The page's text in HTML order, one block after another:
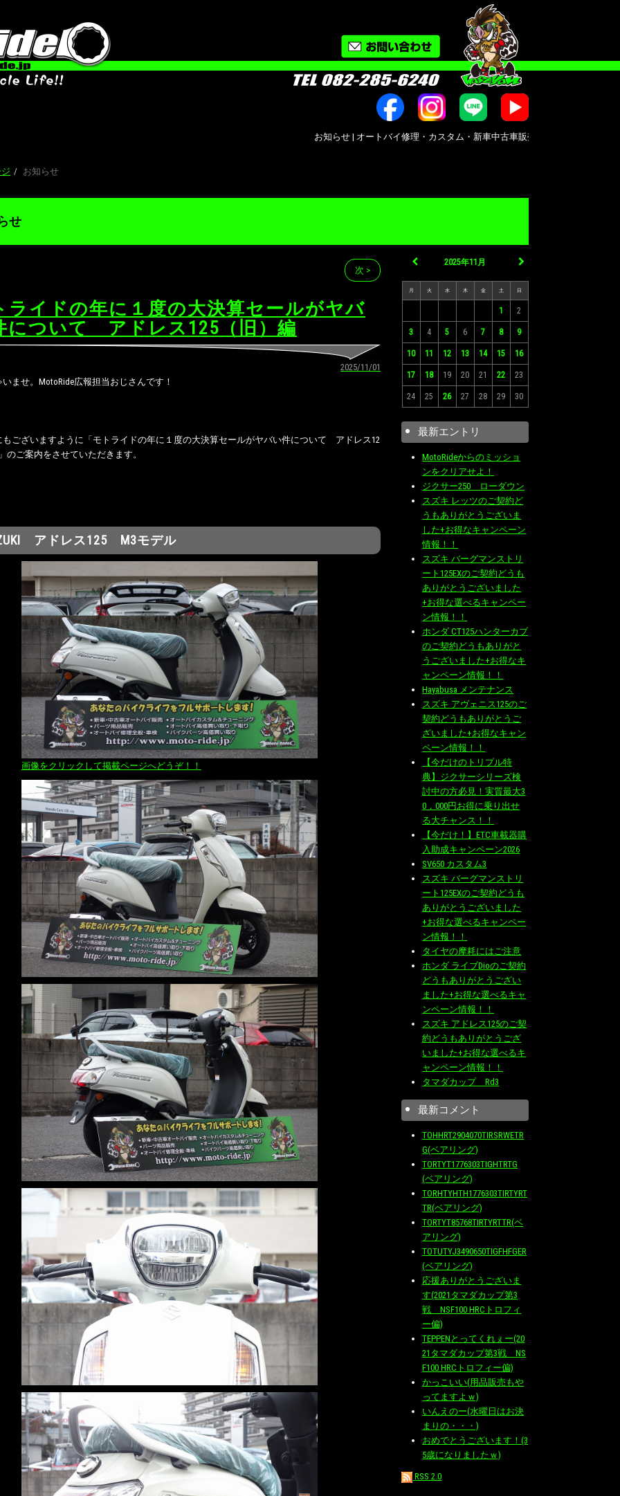
お知らせ | オートバイ修理・カスタム・新車中古車販売｜広島市南区大州｜Bike shop
お知らせ
せ
次 >
ライドの年に１度の大決算セールがヤバ
について アドレス125（旧）編
2025/11/01
ませ。MotoRide広報担当おじさんです！
もございますように「モトライドの年に１度の大決算セールがヤバい件について アドレス12
のご案内をさせていただきます。
アドレス125 M3モデル
画像をクリックして掲載ページへどうぞ！！
2025年11月
月 火 水 木 金 土 日
1 2
3 4 5 6 7 8 9
10 11 12 13 14 15 16
17 18 19 20 21 22 23
24 25 26 27 28 29 30
最新エントリ
MotoRideからのミッショ
ンをクリアせよ！
ジクサー250 ローダウン
スズキ レッツのご契約ど
うもありがとうございま
した+お得なキャンペーン
情報！！
スズキ バーグマンストリ
ート125EXのご契約どうも
ありがとうございました
+お得な選べるキャンペー
ン情報！！
ホンダ CT125ハンターカブ
のご契約どうもありがと
うございました+お得なキ
ャンペーン情報！！
Hayabusa メンテナンス
スズキ アヴェニス125のご
契約どうもありがとうご
ざいました+お得なキャン
ペーン情報！！
【今だけのトリプル特
典】ジクサーシリーズ検
討中の方必見！実質最大3
0，000円お得に乗り出せ
る大チャンス！！
【今だけ！】ETC車載器購
入助成キャンペーン2026
SV650 カスタム3
スズキ バーグマンストリ
ート125EXのご契約どうも
ありがとうございました
+お得な選べるキャンペー
ン情報！！
タイヤの摩耗にはご注意
ホンダ ライブDioのご契約
どうもありがとうござい
ました+お得な選べるキャ
ンペーン情報！！
スズキ アドレス125のご契
約どうもありがとうござ
いました+お得な選べるキ
ャンペーン情報！！
タマダカップ Rd3
最新コメント
TOHHRT2904070TIRSRWETR
G(ベアリング)
TORTYT1776303TIGHTRTG
(ベアリング)
TORHTYHTH1776303TIRTYRT
TR(ベアリング)
TORTYT85768TIRTYRTTR(ベ
アリング)
TOTUTYJ3490650TIGFHFGER
(ベアリング)
応援ありがとうございま
す(2021タマダカップ第3
戦 NSF100 HRCトロフィ
ー偏)
TEPPENとってくれぇー(20
21タマダカップ第3戦 NS
F100 HRCトロフィー偏)
かっこいい(用品販売もや
ってますよｗ)
いんえのー(水曜日はお決
まりの・・・)
おめでとうございます！(3
5歳になりましたｗ)
RSS 2.0